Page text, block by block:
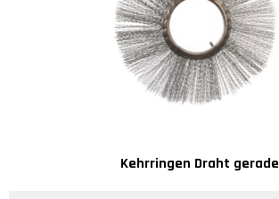
Kehrringen Draht gerade